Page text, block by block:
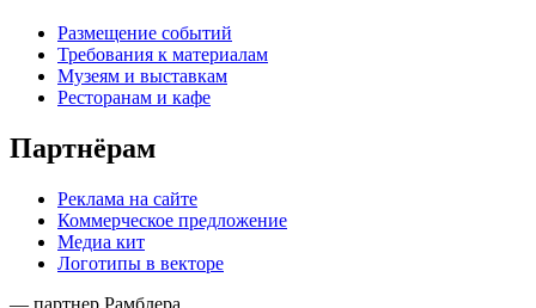
Размещение событий
Требования к материалам
Музеям и выставкам
Ресторанам и кафе
Партнёрам
Реклама на сайте
Коммерческое предложение
Медиа кит
Логотипы в векторе
— партнер Рамблера